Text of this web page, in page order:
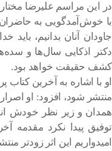
در این مراسم علیرضا
با خوش‌آمدگویی به حاضران
جاودان آنان بدانیم، باید
دکتر اذکایی سال‌ها و
کشف حقیقت خواهد بود.
او با اشاره به آخرین کتاب
منتشر شود، افزود: او
همدان و زیر نظر خودش
توفیق پیدا نکرد مقدمه
امیدواریم این اثر زودتر